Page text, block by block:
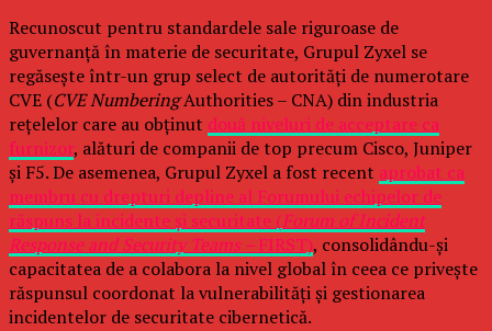
Recunoscut pentru standardele sale riguroase de
guvernanță în materie de securitate, Grupul Zyxel se
regăsește într-un grup select de autorități de numerotare
CVE (CVE NumberingAuthorities – CNA) din industria
rețelelor care au obținut două niveluri de acceptare ca
furnizor, alături de companii de top precum Cisco, Juniper
și F5. De asemenea, Grupul Zyxel a fost recent aprobat ca
membru cu drepturi depline al Forumului echipelor de
răspuns la incidente și securitate (Forum of Incident
Response and Security Teams –FIRST), consolidându-și
capacitatea de a colabora la nivel global în ceea ce privește
răspunsul coordonat la vulnerabilități și gestionarea
incidentelor de securitate cibernetică.